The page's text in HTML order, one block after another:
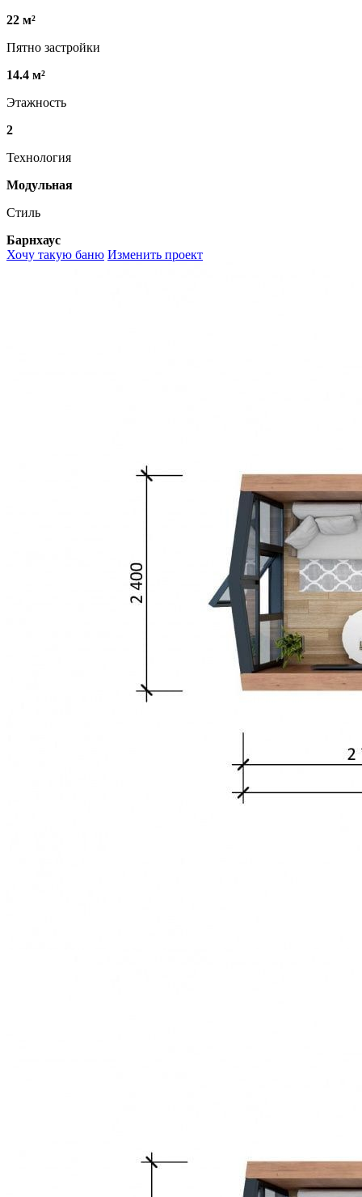
22 м²
Пятно застройки
14.4 м²
Этажность
2
Технология
Модульная
Стиль
Барнхаус
Хочу такую баню Изменить проект